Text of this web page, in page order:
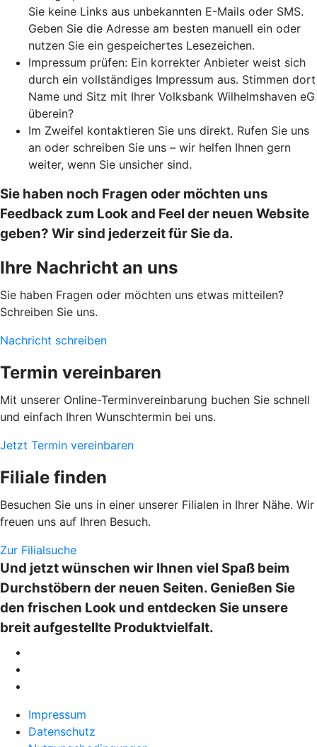
Sie keine Links aus unbekannten E-Mails oder SMS.
Geben Sie die Adresse am besten manuell ein oder
nutzen Sie ein gespeichertes Lesezeichen.
Impressum prüfen: Ein korrekter Anbieter weist sich
durch ein vollständiges Impressum aus. Stimmen dort
Name und Sitz mit Ihrer Volksbank Wilhelmshaven eG
überein?
Im Zweifel kontaktieren Sie uns direkt. Rufen Sie uns
an oder schreiben Sie uns – wir helfen Ihnen gern
weiter, wenn Sie unsicher sind.
Sie haben noch Fragen oder möchten uns
Feedback zum Look and Feel der neuen Website
geben? Wir sind jederzeit für Sie da.
Ihre Nachricht an uns
Sie haben Fragen oder möchten uns etwas mitteilen?
Schreiben Sie uns.
Nachricht schreiben
Termin vereinbaren
Mit unserer Online-Terminvereinbarung buchen Sie schnell
und einfach Ihren Wunschtermin bei uns.
Jetzt Termin vereinbaren
Filiale finden
Besuchen Sie uns in einer unserer Filialen in Ihrer Nähe. Wir
freuen uns auf Ihren Besuch.
Zur Filialsuche
Und jetzt wünschen wir Ihnen viel Spaß beim
Durchstöbern der neuen Seiten. Genießen Sie
den frischen Look und entdecken Sie unsere
breit aufgestellte Produktvielfalt.
Impressum
Datenschutz